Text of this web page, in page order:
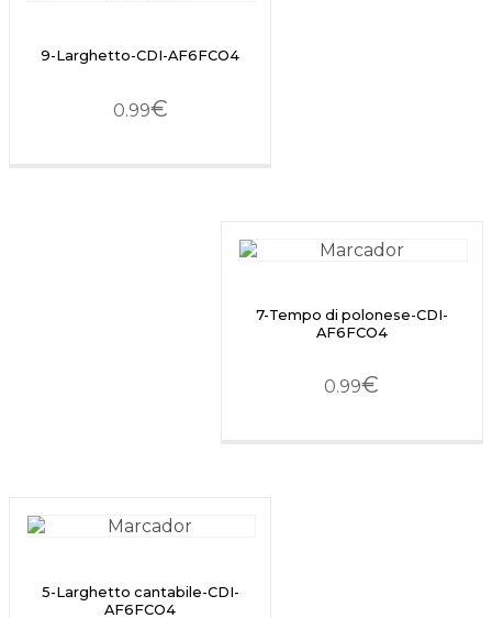
9-Larghetto-CDI-AF6FCO4
0.99€
7-Tempo di polonese-CDI-
AF6FCO4
0.99€
5-Larghetto cantabile-CDI-
AF6FCO4